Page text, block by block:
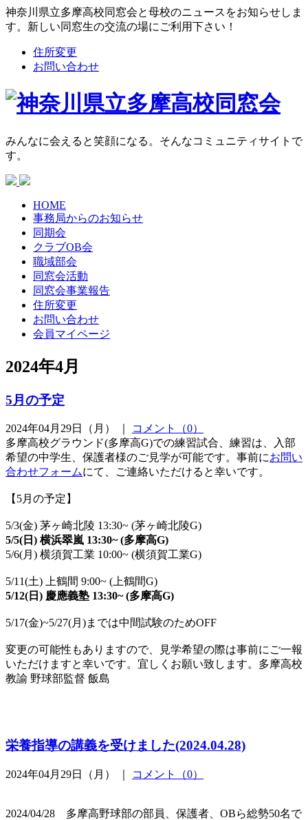
神奈川県立多摩高校同窓会と母校のニュースをお知らせしま
す。新しい同窓生の交流の場にご利用下さい！
住所変更
お問い合わせ
みんなに会えると笑顔になる。そんなコミュニティサイトで
す。
HOME
事務局からのお知らせ
同期会
クラブOB会
職域部会
同窓会活動
同窓会事業報告
住所変更
お問い合わせ
会員マイページ
2024年4月
5月の予定
2024年04月29日（月） ｜
コメント（0）
多摩高校グラウンド(多摩高G)での練習試合、練習は、入部
希望の中学生、保護者様のご見学が可能です。事前にお問い
合わせフォームにて、ご連絡いただけると幸いです。
【5月の予定】
5/3(金) 茅ヶ崎北陵 13:30~ (茅ヶ崎北陵G)
5/5(日) 横浜翠嵐 13:30~ (多摩高G)
5/6(月) 横須賀工業 10:00~ (横須賀工業G)
5/11(土) 上鶴間 9:00~ (上鶴間G)
5/12(日) 慶應義塾 13:30~ (多摩高G)
5/17(金)~5/27(月)までは中間試験のためOFF
変更の可能性もありますので、見学希望の際は事前にご一報
いただけますと幸いです。宜しくお願い致します。多摩高校
教諭 野球部監督 飯島
栄養指導の講義を受けました(2024.04.28)
2024年04月29日（月） ｜ コメント（0）
2024/04/28 多摩高野球部の部員、保護者、OBら総勢50名で